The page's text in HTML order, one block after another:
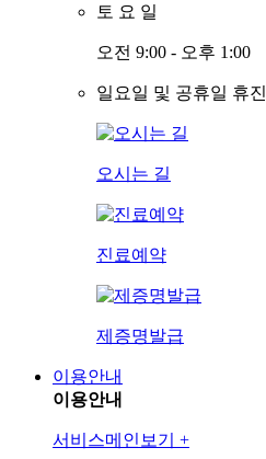
토 요 일
오전 9:00 - 오후 1:00
일요일 및 공휴일 휴진
오시는 길
진료예약
제증명발급
이용안내
이용안내
서비스메인보기 +